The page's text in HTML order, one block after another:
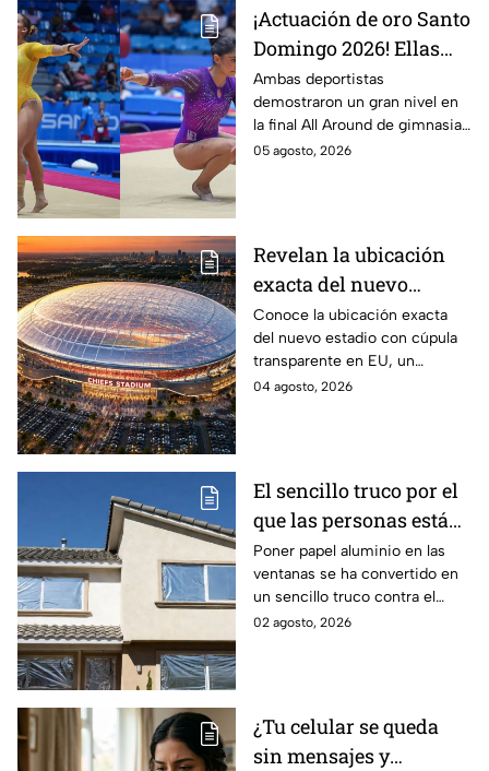
¡Actuación de oro Santo
Domingo 2026! Ellas
son las gimnastas
mexicanas que
dominaron el podio en
gimnasia artística
Ambas deportistas
demostraron un gran nivel en
la final All Around de gimnasia
artística, poniendo en alto el
05 agosto, 2026
Revelan la ubicación
exacta del nuevo
estadio de cúpula
transparente que
generó polémica por
tener demasiados
Conoce la ubicación exacta
del nuevo estadio con cúpula
transparente en EU, un
proyecto que generó polémica
04 agosto, 2026
El sencillo truco por el
que las personas están
tapando sus ventanas
con papel aluminio y lo
que dicen los
científicos sobre su
Poner papel aluminio en las
ventanas se ha convertido en
un sencillo truco contra el
calor, pero ¿realmente
02 agosto, 2026
¿Tu celular se queda
sin mensajes y